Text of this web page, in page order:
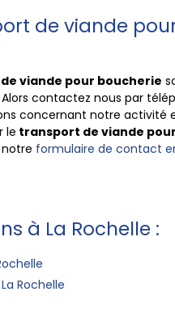
de viande
viande pour boucherie
contactez nous par
concernant notre activité
le transport de viande
formulaire de contact
à La Rochelle :
Rochelle